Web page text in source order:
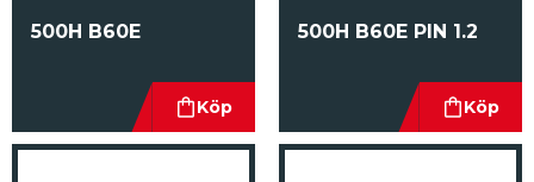
500H B60E 500H B60E PIN 1.2